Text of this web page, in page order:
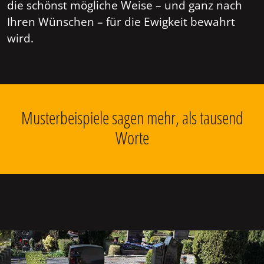
die schönst mögliche Weise – und ganz nach
Ihren Wünschen – für die Ewigkeit bewahrt
wird.
Musterbeispiele sagen mehr, als tausend
Worte